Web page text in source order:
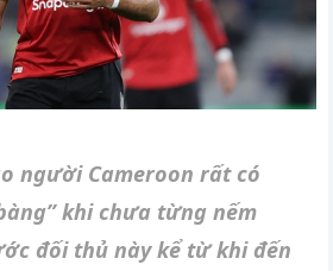
người Cameroon rất có
khi chưa từng nếm
đối thủ này kể từ khi đến